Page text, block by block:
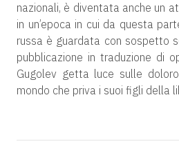
nazionali, è diventata anche un
in un’epoca in cui da questa
russa è guardata con sospetto
pubblicazione in traduzione di
Gugolev getta luce sulle
mondo che priva i suoi figli della